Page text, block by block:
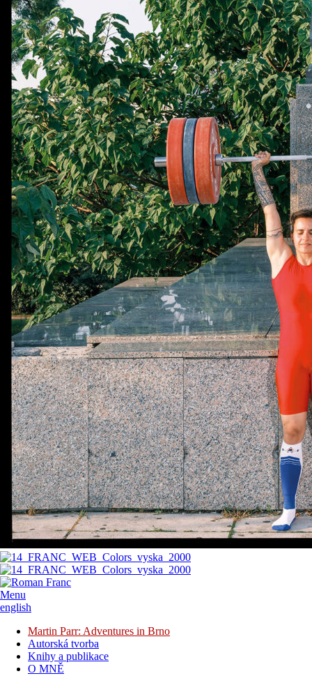
Menu
english
Martin Parr: Adventures in Brno
Autorská tvorba
Knihy a publikace
O MNĚ